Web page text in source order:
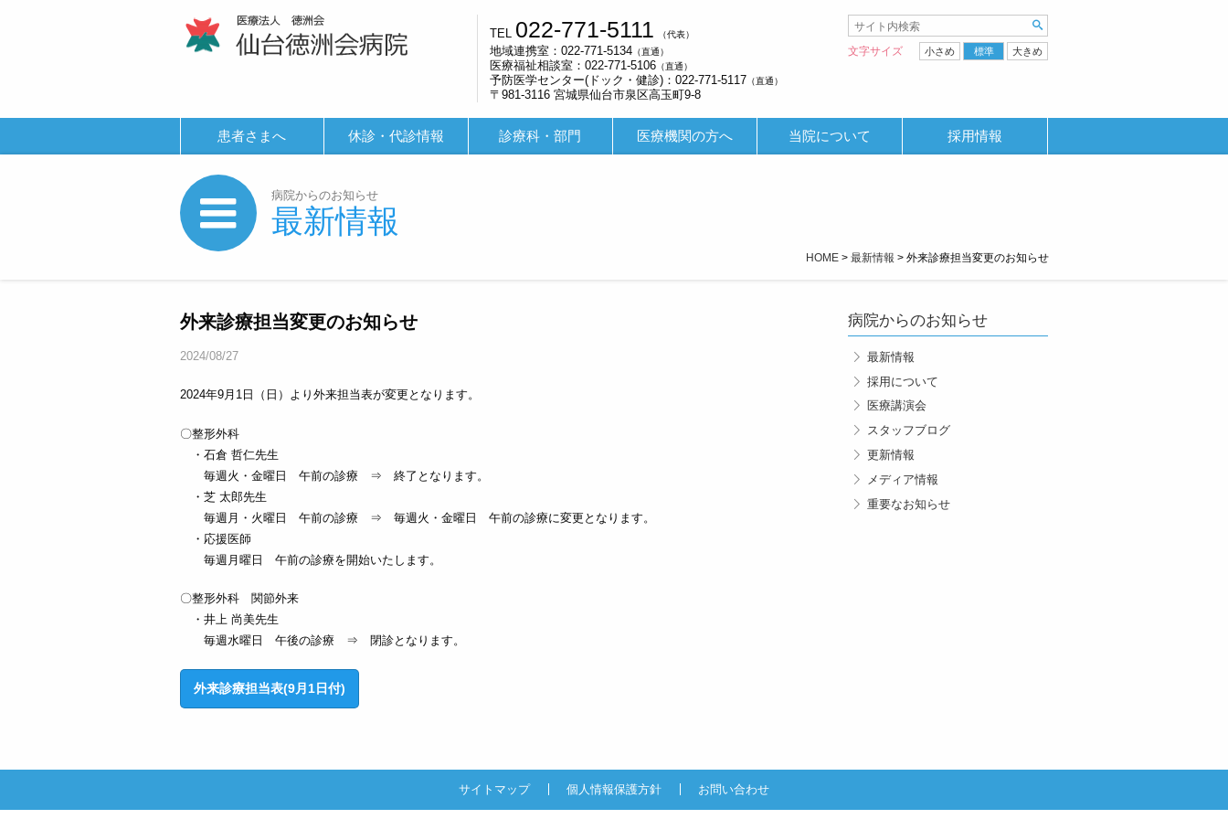
TEL 022-771-5111 （代表）
地域連携室：022-771-5134（直通）
医療福祉相談室：022-771-5106（直通）
予防医学センター(ドック・健診)：022-771-5117 （直通）
〒981-3116 宮城県仙台市泉区高玉町9-8
文字サイズ 小さめ 標準 大きめ
患者さまへ 休診・代診情報 診療科・部門 医療機関の方へ 当院について 採用情報
病院からのお知らせ
最新情報
HOME> 最新情報 > 外来診療担当変更のお知らせ
外来診療担当変更のお知らせ
2024/08/27
2024年9月1日（日）より外来担当表が変更となります。
〇整形外科
・石倉 哲仁先生
毎週火・金曜日 午前の診療 ⇒ 終了となります。
・芝 太郎先生
毎週月・火曜日 午前の診療 ⇒ 毎週火・金曜日 午前の診療に変更となります。
・応援医師
毎週月曜日 午前の診療を開始いたします。
〇整形外科 関節外来
・井上 尚美先生
毎週水曜日 午後の診療 ⇒ 閉診となります。
外来診療担当表(9月1日付)
病院からのお知らせ
最新情報
採用について
医療講演会
スタッフブログ
更新情報
メディア情報
重要なお知らせ
サイトマップ 個人情報保護方針 お問い合わせ